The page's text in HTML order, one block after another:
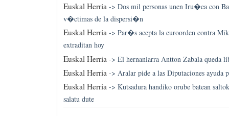
Euskal Herria -> Dos mil personas unen Iru�ea con
v�ctimas de la dispersi�n
Euskal Herria-> Par�s acepta la euroorden contra
extraditan hoy
Euskal Herria -> El hernaniarra Antton Zabala queda
Euskal Herria-> Aralar pide a las Diputaciones ayuda
Euskal Herria-> Kutsadura handiko orube batean
salatu dute